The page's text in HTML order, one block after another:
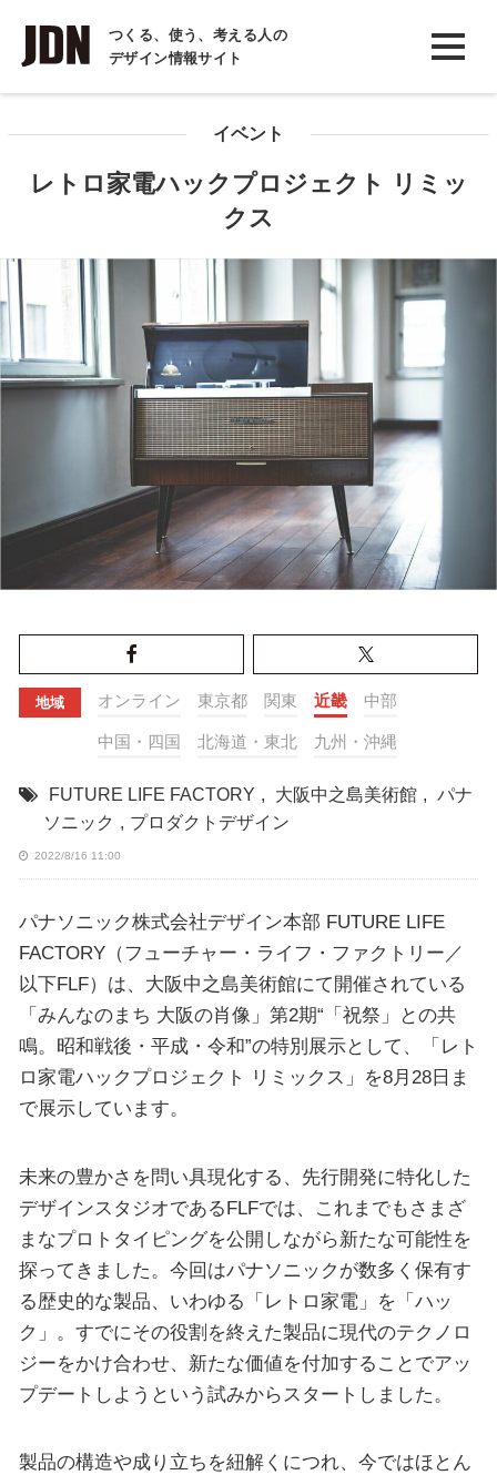
つくる、使う、考える人の
デザイン情報サイト
INTERVIEW
インタビュー
イベント
レトロ家電ハックプロジェクト リミッ
クス
地域 オンライン 東京都 関東 近畿 中部
中国・四国 北海道・東北 九州・沖縄
FUTURE LIFE FACTORY , 大阪中之島美術館 , パナ
ソニック , プロダクトデザイン
2022/8/16 11:00
パナソニック株式会社デザイン本部 FUTURE LIFE
FACTORY（フューチャー・ライフ・ファクトリー／
以下FLF）は、大阪中之島美術館にて開催されている
「みんなのまち 大阪の肖像」第2期“「祝祭」との共
鳴。昭和戦後・平成・令和”の特別展示として、「レト
ロ家電ハックプロジェクト リミックス」を8月28日ま
で展示しています。
未来の豊かさを問い具現化する、先行開発に特化した
デザインスタジオであるFLFでは、これまでもさまざ
まなプロトタイピングを公開しながら新たな可能性を
探ってきました。今回はパナソニックが数多く保有す
る歴史的な製品、いわゆる「レトロ家電」を「ハッ
ク」。すでにその役割を終えた製品に現代のテクノロ
ジーをかけ合わせ、新たな価値を付加することでアッ
プデートしようという試みからスタートしました。
製品の構造や成り立ちを紐解くにつれ、今ではほとん